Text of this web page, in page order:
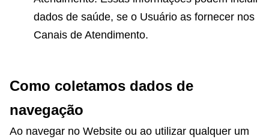
dados de saúde, se o Usuário as fornecer nos
Canais de Atendimento.
Como coletamos dados de
navegação
Ao navegar no Website ou ao utilizar qualquer um